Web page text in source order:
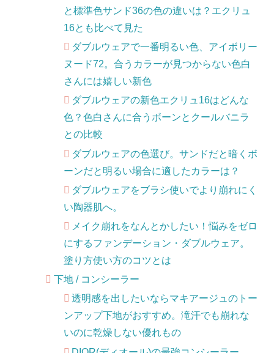
と標準色サンド36の色の違いは？エクリュ
16とも比べて見た
ダブルウェアで一番明るい色、アイボリー
ヌード72。合うカラーが見つからない色白
さんには嬉しい新色
ダブルウェアの新色エクリュ16はどんな
色？色白さんに合うボーンとクールバニラ
との比較
ダブルウェアの色選び。サンドだと暗くボ
ーンだと明るい場合に適したカラーは？
ダブルウェアをブラシ使いでより崩れにく
い陶器肌へ。
メイク崩れをなんとかしたい！悩みをゼロ
にするファンデーション・ダブルウェア。
塗り方使い方のコツとは
下地 / コンシーラー
透明感を出したいならマキアージュのトー
ンアップ下地がおすすめ。滝汗でも崩れな
いのに乾燥しない優れもの